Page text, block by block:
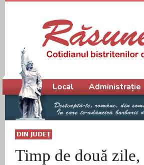
DIN JUDEŢ
Timp de două
Meniu principal
Local Administrație